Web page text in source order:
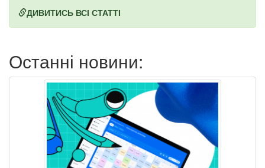
ДИВИТИСЬ ВСІ СТАТТІ
Останні новини: